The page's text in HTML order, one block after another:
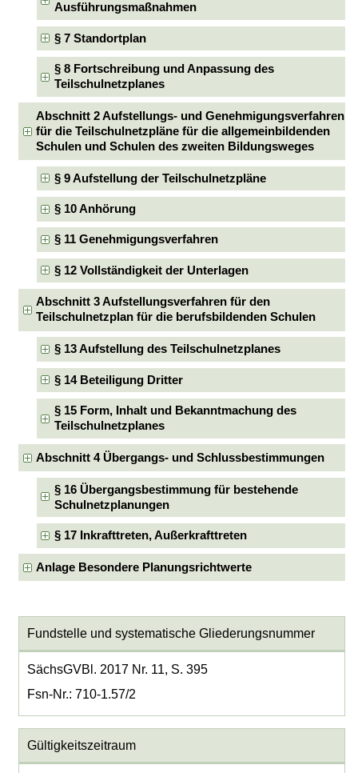
Ausführungsmaßnahmen
§ 7 Standortplan
§ 8 Fortschreibung und Anpassung des
Teilschulnetzplanes
Abschnitt 2 Aufstellungs- und Genehmigungsverfahren
für die Teilschulnetzpläne für die allgemeinbildenden
Schulen und Schulen des zweiten Bildungsweges
§ 9 Aufstellung der Teilschulnetzpläne
§ 10 Anhörung
§ 11 Genehmigungsverfahren
§ 12 Vollständigkeit der Unterlagen
Abschnitt 3 Aufstellungsverfahren für den
Teilschulnetzplan für die berufsbildenden Schulen
§ 13 Aufstellung des Teilschulnetzplanes
§ 14 Beteiligung Dritter
§ 15 Form, Inhalt und Bekanntmachung des
Teilschulnetzplanes
Abschnitt 4 Übergangs- und Schlussbestimmungen
§ 16 Übergangsbestimmung für bestehende
Schulnetzplanungen
§ 17 Inkrafttreten, Außerkrafttreten
Anlage Besondere Planungsrichtwerte
Fundstelle und systematische Gliederungsnummer
SächsGVBl. 2017 Nr. 11, S. 395
Fsn-Nr.: 710-1.57/2
Gültigkeitszeitraum